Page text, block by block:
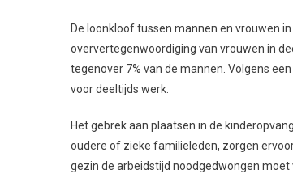
De loonkloof tussen mannen en vrouwen
oververtegenwoordiging van vrouwen in
tegenover 7% van de mannen. Volgens
voor deeltijds werk.
Het gebrek aan plaatsen in de
oudere of zieke familieleden, zorgen
gezin de arbeidstijd noodgedwongen